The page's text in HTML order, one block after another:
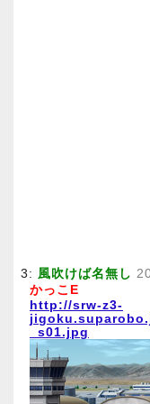
3: 風吹けば名無し
かっこE
http://srw-z3-
_s01.jpg